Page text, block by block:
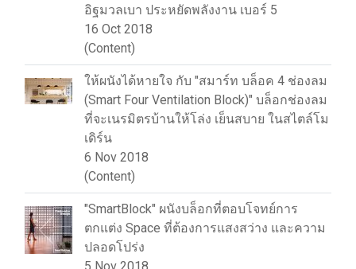
อิฐมวลเบา ประหยัดพลังงาน เบอร์ 5
16 Oct 2018
(Content)
ให้ผนังได้หายใจ กับ "สมาร์ท บล็อค 4 ช่องลม
(Smart Four Ventilation Block)" บล็อกช่องลม
ที่จะเนรมิตรบ้านให้โล่ง เย็นสบาย ในสไตล์โม
เดิร์น
6 Nov 2018
(Content)
"SmartBlock" ผนังบล็อกที่ตอบโจทย์การ
ตกแต่ง Space ที่ต้องการแสงสว่าง และความ
ปลอดโปร่ง